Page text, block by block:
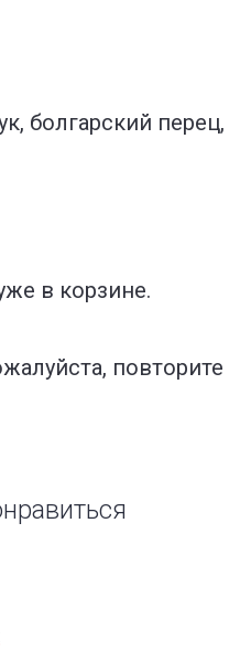
болгарский перец,
в корзине.
повторите